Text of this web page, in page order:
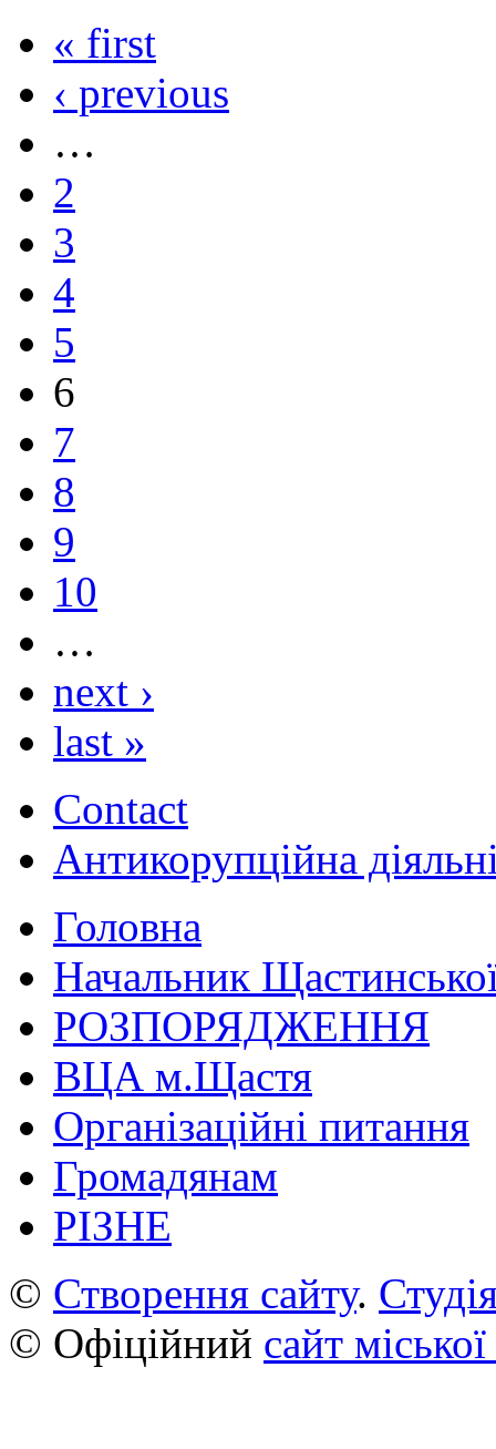
« first
‹ previous
…
2
3
4
5
6
7
8
9
10
…
next ›
last »
Contact
Антикорупційна
Головна
Начальник
РОЗПОРЯДЖЕННЯ
ВЦА м.Щастя
Організаційні питання
Громадянам
РІЗНЕ
© Створення сайту.
© Офіційний сайт